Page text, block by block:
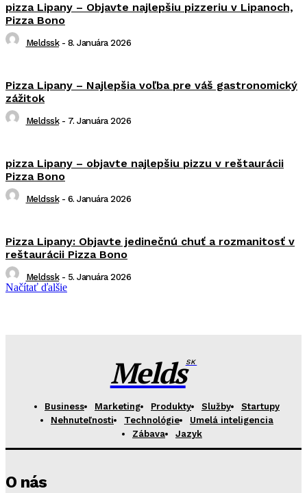
pizza Lipany – Objavte najlepšiu pizzeriu v Lipanoch,
Pizza Bono
Meldssk - 8. Januára 2026
Pizza Lipany – Najlepšia voľba pre váš gastronomický
zážitok
Meldssk - 7. Januára 2026
pizza Lipany – objavte najlepšiu pizzu v reštaurácii
Pizza Bono
Meldssk - 6. Januára 2026
Pizza Lipany: Objavte jedinečnú chuť a rozmanitosť v
reštaurácii Pizza Bono
Meldssk - 5. Januára 2026
Načítať ďalšie
MeldsSK
Business Marketing Produkty Služby
Startupy
Nehnuteľnosti
Technológie
Umelá inteligencia
Zábava
Jazyk
O nás